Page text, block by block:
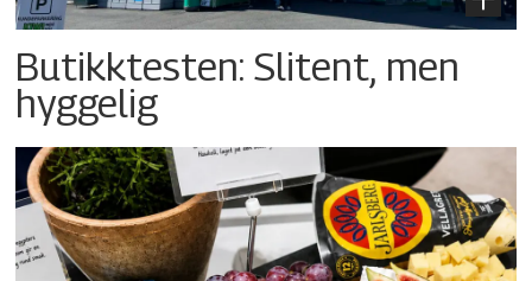
Butikktesten: Slitent, men
hyggelig